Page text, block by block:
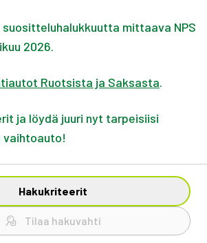
mittaava NPS
2026.
Ruotsista ja Saksasta.
ja löydä juuri nyt tarpeisiisi
vaihtoauto!
Hakukriteerit
Tilaa hakuvahti